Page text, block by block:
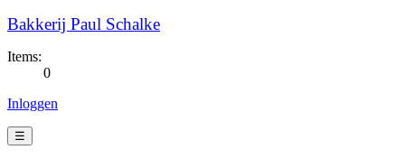
Bakkerij Paul Schalke
Items:
0
Inloggen
☰